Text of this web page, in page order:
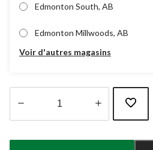
Edmonton South, AB
Edmonton Millwoods, AB
Voir d'autres magasins